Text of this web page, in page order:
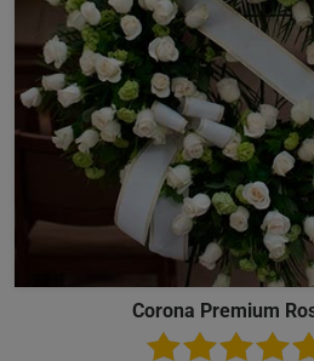
Corona Premium